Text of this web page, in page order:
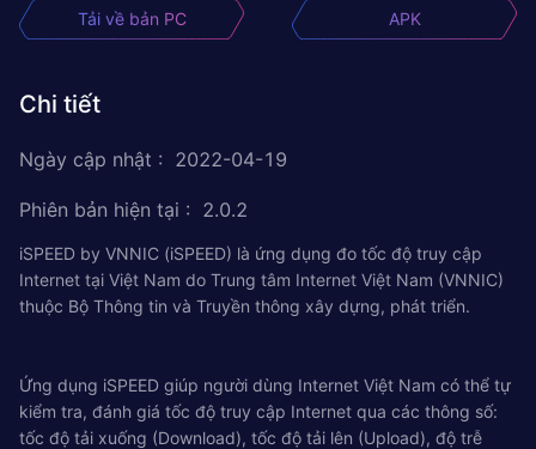
Tải về bản PC APK
Chi tiết
Ngày cập nhật : 2022-04-19
Phiên bản hiện tại : 2.0.2
iSPEED by VNNIC (iSPEED) là ứng dụng đo tốc độ truy cập
Internet tại Việt Nam do Trung tâm Internet Việt Nam (VNNIC)
thuộc Bộ Thông tin và Truyền thông xây dựng, phát triển.
Ứng dụng iSPEED giúp người dùng Internet Việt Nam có thể tự
kiểm tra, đánh giá tốc độ truy cập Internet qua các thông số:
tốc độ tải xuống (Download), tốc độ tải lên (Upload), độ trễ